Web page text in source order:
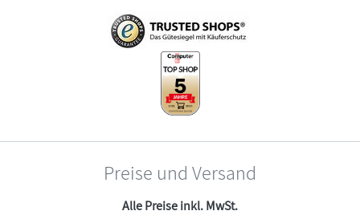
Preise und Versand
Alle Preise inkl. MwSt.